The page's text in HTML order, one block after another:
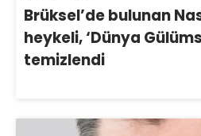
Brüksel’de bulunan
heykeli, ‘Dünya
temizlendi